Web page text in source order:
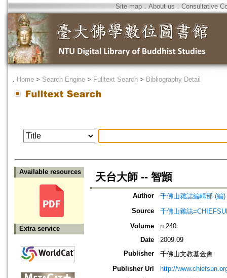
Site map．About us ． Consultative
． Home > Search Engine > Fulltext Search > Bibliography Detail
Available resources
Extra service
天台大師 -- 智顗
Author
千佛山雜誌編輯部 (編)
Source
千佛山雜誌
Volume
n.240
Date
2009.09
Publisher
千佛山文教基金會
Publisher Url
http://